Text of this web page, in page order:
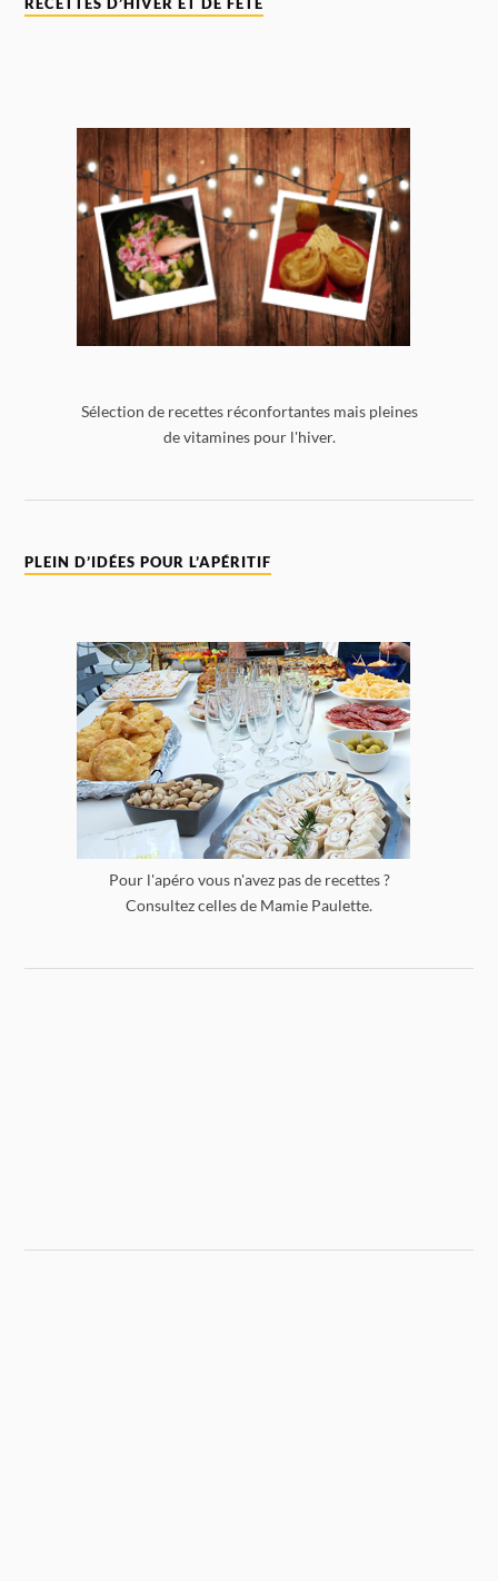
RECETTES D’HIVER ET DE FÊTE
Sélection de recettes réconfortantes mais pleines
de vitamines pour l'hiver.
PLEIN D’IDÉES POUR L’APÉRITIF
Pour l'apéro vous n'avez pas de recettes ?
Consultez celles de Mamie Paulette.